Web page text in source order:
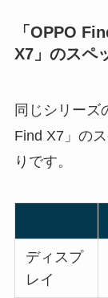
「OPPO
X7」のスペ
同じシリーズ
Find X7」の
りです。
ディスプ
レイ